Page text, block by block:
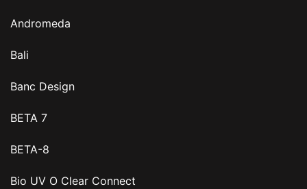
Andromeda
Bali
Banc Design
BETA 7
BETA-8
Bio UV O Clear Connect